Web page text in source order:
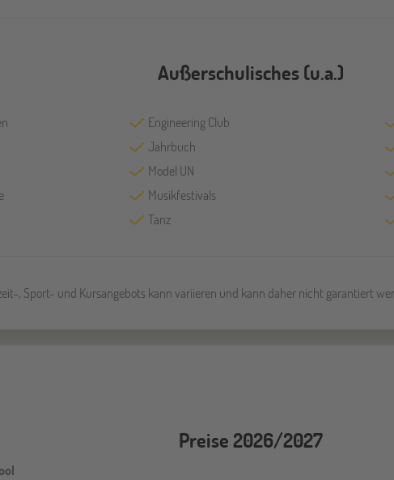
Außerschulisches (u.a.)
Engineering Club
Jahrbuch
Model UN
Musikfestivals
Tanz
, Sport- und Kursangebots kann variieren und kann daher nicht garantiert
Preise 2026/2027